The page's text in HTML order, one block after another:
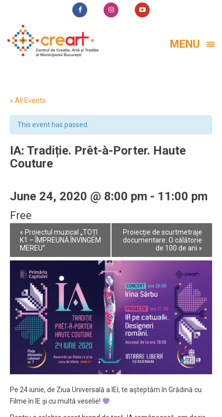
MENU
« All Events
This event has passed.
IA: Tradiție. Prêt-à-Porter. Haute
Couture
June 24, 2020 @ 8:00 pm - 11:00 pm
Free
Event
Navigation
« Proiectul muzical „TOȚI
K1 – ÎMPREUNĂ ÎNVINGEM
MEREU”
Proiecție de scurtmetraje
documentare: O călătorie
de 100 de ani »
Pe 24 iunie, de Ziua Universală a IEI, te așteptăm în Grădină cu
Filme în IE și cu multă veselie!